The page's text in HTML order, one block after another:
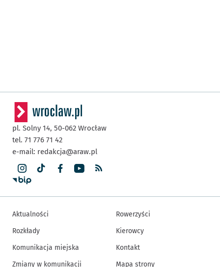
pl. Solny 14, 50-062 Wrocław
tel. 71 776 71 42
e-mail: redakcja@araw.pl
Aktualności
Rozkłady
Komunikacja miejska
Zmiany w komunikacji
Rowerzyści
Kierowcy
Kontakt
Mapa strony